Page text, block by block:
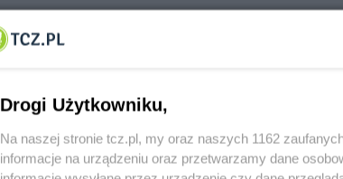
Drogi Użytkowniku,
Na naszej stronie tcz.pl, my oraz naszych 1162
informacje na urządzeniu oraz przetwarzamy dane